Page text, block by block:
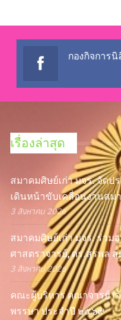
เรื่องล่าสุด
สมาคมศิษย์เก่า มจร. จัด
เดินหน้าขับเคลื่อนงานสม
3 สิงหาคม 2026
สมาคมศิษย์เก่า มจร. ร่วม
ศาสตราจารย์, ดร.สุรพล สุ
3 สิงหาคม 2026
คณะผู้บริหาร คณาจารย์ เ
พรรษา ประจำปี ๒๕๖๙